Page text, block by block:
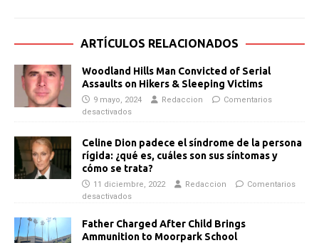
ARTÍCULOS RELACIONADOS
Woodland Hills Man Convicted of Serial
Assaults on Hikers & Sleeping Victims
9 mayo, 2024 Redaccion
Comentarios
desactivados
Celine Dion padece el síndrome de la persona
rígida: ¿qué es, cuáles son sus síntomas y
cómo se trata?
11 diciembre, 2022 Redaccion
Comentarios
desactivados
Father Charged After Child Brings
Ammunition to Moorpark School